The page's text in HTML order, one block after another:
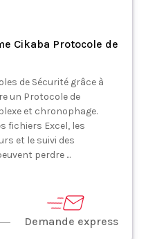
Cikaba Protocole de
de Sécurité grâce à
un Protocole de
et chronophage.
fichiers Excel, les
et le suivi des
perdre ...
Demande express